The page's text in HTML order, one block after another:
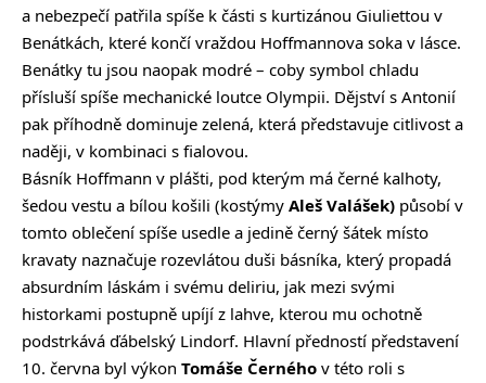
a nebezpečí patřila spíše k části s kurtizánou Giuliettou v
Benátkách, které končí vraždou Hoffmannova soka v lásce.
Benátky tu jsou naopak modré – coby symbol chladu
přísluší spíše mechanické loutce Olympii. Dějství s Antonií
pak příhodně dominuje zelená, která představuje citlivost a
naději, v kombinaci s fialovou.
Básník Hoffmann v plášti, pod kterým má černé kalhoty,
šedou vestu a bílou košili (kostýmy Aleš Valášek) působí v
tomto oblečení spíše usedle a jedině černý šátek místo
kravaty naznačuje rozevlátou duši básníka, který propadá
absurdním láskám i svému deliriu, jak mezi svými
historkami postupně upíjí z lahve, kterou mu ochotně
podstrkává ďábelský Lindorf. Hlavní předností představení
10. června byl výkon Tomáše Černého v této roli s